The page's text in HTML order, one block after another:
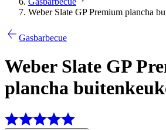
Weber Slate GP Premium plancha
Gasbarbecue
Weber Slate GP
plancha